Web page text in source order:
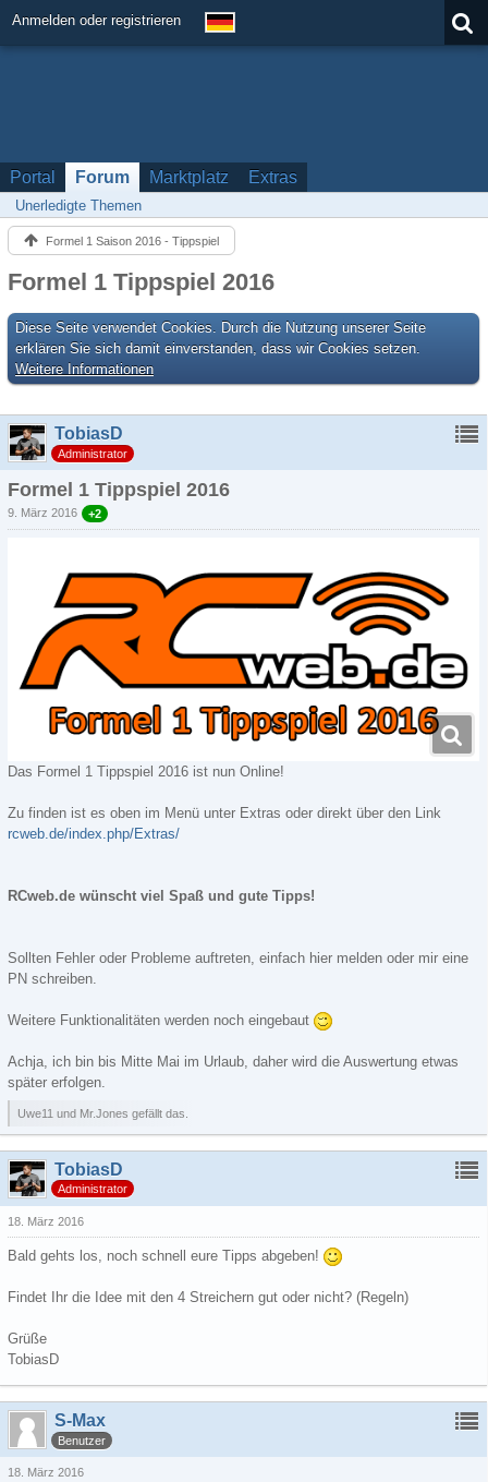
Anmelden oder registrieren
Portal Forum Marktplatz Extras
Unerledigte Themen
Formel 1 Saison 2016 - Tippspiel
Formel 1 Tippspiel 2016
Diese Seite verwendet Cookies. Durch die Nutzung unserer Seite
erklären Sie sich damit einverstanden, dass wir Cookies setzen.
Weitere Informationen
TobiasD
Administrator
Formel 1 Tippspiel 2016
9. März 2016 +2
Das Formel 1 Tippspiel 2016 ist nun Online!
Zu finden ist es oben im Menü unter Extras oder direkt über den Link
rcweb.de/index.php/Extras/
RCweb.de wünscht viel Spaß und gute Tipps!
Sollten Fehler oder Probleme auftreten, einfach hier melden oder mir eine
PN schreiben.
Weitere Funktionalitäten werden noch eingebaut
Achja, ich bin bis Mitte Mai im Urlaub, daher wird die Auswertung etwas
später erfolgen.
Uwe11 und Mr.Jones gefällt das.
TobiasD
Administrator
18. März 2016
Bald gehts los, noch schnell eure Tipps abgeben!
Findet Ihr die Idee mit den 4 Streichern gut oder nicht? (Regeln)
Grüße
TobiasD
S-Max
Benutzer
18. März 2016